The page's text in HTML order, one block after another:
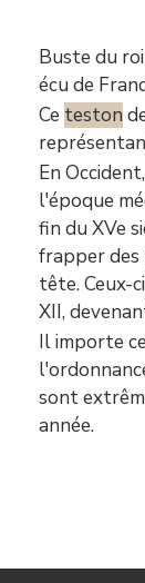
Contenu
Buste du
écu de
Ce teston
En
l'époque
fin du XVe
frapper des
tête. Ceux-
XII,
Il importe
sont
année.